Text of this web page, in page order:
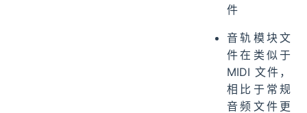
件
音轨模块文
件在类似于
MIDI 文件，
相比于常规
音频文件更